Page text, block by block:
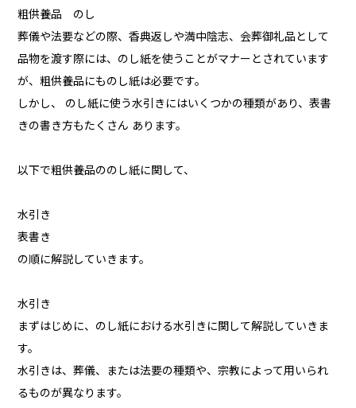
粗供養品 のし
葬儀や法要などの際、香典返しや満中陰志、会葬御礼品として
品物を渡す際には、のし紙を使うことがマナーとされています
が、粗供養品にものし紙は必要です。
しかし、 のし紙に使う水引きにはいくつかの種類があり、表書
きの書き方もたくさん あります。
以下で粗供養品ののし紙に関して、
水引き
表書き
の順に解説していきます。
水引き
まずはじめに、のし紙における水引きに関して解説していきま
す。
水引きは、葬儀、または法要の種類や、宗教によって用いられ
るものが異なります。